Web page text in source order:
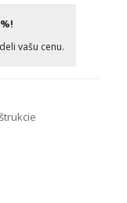
vašu cenu.